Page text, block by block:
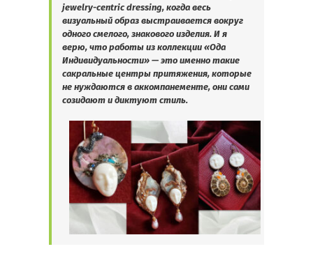
jewelry-centric dressing, когда весь
визуальный образ выстраивается вокруг
одного смелого, знакового изделия. И я
верю, что работы из коллекции «Ода
Индивидуальности» — это именно такие
сакральные центры притяжения, которые
не нуждаются в аккомпанементе, они сами
созидают и диктуют стиль.